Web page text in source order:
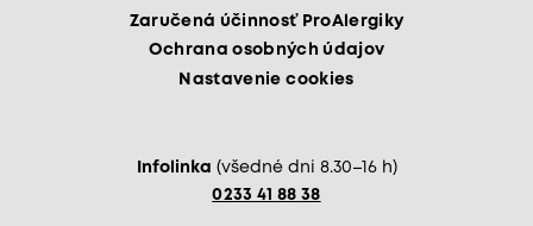
Zaručená účinnosť ProAlergiky
Ochrana osobných údajov
Nastavenie cookies
Infolinka (všedné dni 8.30–16 h)
0233 41 88 38